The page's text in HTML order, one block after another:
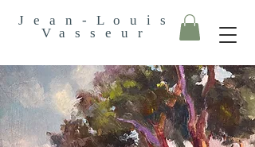
Jean-Louis
Vasseur